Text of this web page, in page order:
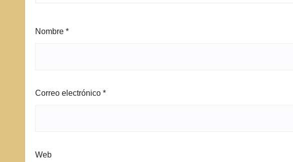
Nombre *
Correo electrónico *
Web